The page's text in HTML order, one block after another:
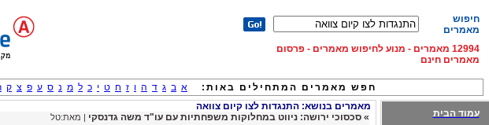
חיפוש
מאמרים
12994 מאמרים - מנוע לחיפוש מאמרים - פרסום
מאמרים חינם
חפש מאמרים המתחילים באות: א ב ג ד ה ו ז ח ט י כ ל מ נ ס ע פ צ ק
עמוד הבית
מאמרים בנושא: התנגדות לצו קיום צוואה
» סכסוכי ירושה: ניווט במחלוקות משפחתיות עם עו"ד משה גדנסקי | מאת:טל